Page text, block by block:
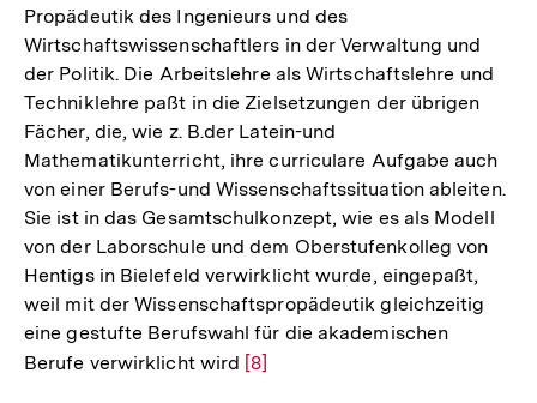
Propädeutik des Ingenieurs und des
Wirtschaftswissenschaftlers in der Verwaltung und
der Politik. Die Arbeitslehre als Wirtschaftslehre und
Techniklehre paßt in die Zielsetzungen der übrigen
Fächer, die, wie z. B.der Latein-und
Mathematikunterricht, ihre curriculare Aufgabe auch
von einer Berufs-und Wissenschaftssituation ableiten.
Sie ist in das Gesamtschulkonzept, wie es als Modell
von der Laborschule und dem Oberstufenkolleg von
Hentigs in Bielefeld verwirklicht wurde, eingepaßt,
weil mit der Wissenschaftspropädeutik gleichzeitig
eine gestufte Berufswahl für die akademischen
Berufe verwirklicht wird Zur
[8]